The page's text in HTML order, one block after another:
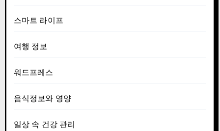
스마트 라이프
여행 정보
워드프레스
음식정보와 영양
일상 속 건강 관리